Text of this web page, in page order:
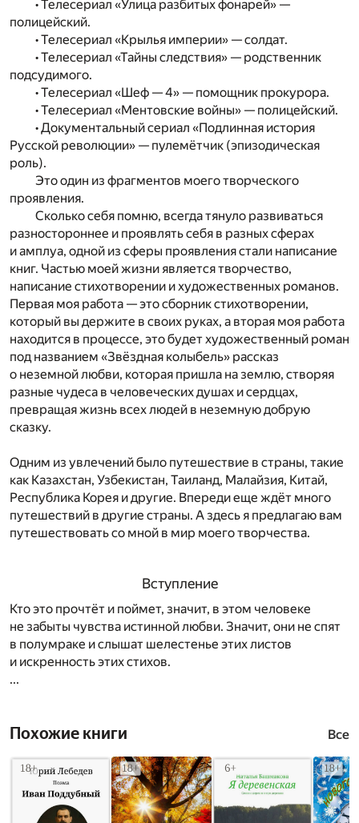
• Телесериал «Улица разбитых фонарей» —
полицейский.
• Телесериал «Крылья империи» — солдат.
• Телесериал «Тайны следствия» — родственник
подсудимого.
• Телесериал «Шеф — 4» — помощник прокурора.
• Телесериал «Ментовские войны» — полицейский.
• Документальный сериал «Подлинная история
Русской революции» — пулемётчик (эпизодическая
роль).
Это один из фрагментов моего творческого
проявления.
Сколько себя помню, всегда тянуло развиваться
разностороннее и проявлять себя в разных сферах
и амплуа, одной из сферы проявления стали написание
книг. Частью моей жизни является творчество,
написание стихотворении и художественных романов.
Первая моя работа — это сборник стихотворении,
который вы держите в своих руках, а вторая моя работа
находится в процессе, это будет художественный роман
под названием «Звёздная колыбель» рассказ
о неземной любви, которая пришла на землю, створяя
разные чудеса в человеческих душах и сердцах,
превращая жизнь всех людей в неземную добрую
сказку.
Одним из увлечений было путешествие в страны, такие
как Казахстан, Узбекистан, Таиланд, Малайзия, Китай,
Республика Корея и другие. Впереди еще ждёт много
путешествий в другие страны. А здесь я предлагаю вам
путешествовать со мной в мир моего творчества.
Вступление
Кто это прочтёт и поймет, значит, в этом человеке
не забыты чувства истинной любви. Значит, они не спят
в полумраке и слышат шелестенье этих листов
и искренность этих стихов.
...
Похожие книги Все